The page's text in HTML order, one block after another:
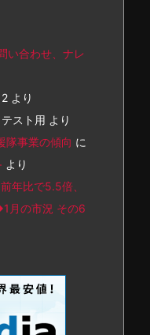
い合わせ、ナレ
2 より
テスト用 より
隊事業の傾向 に
より
年比で5.5倍、
の市況 その6